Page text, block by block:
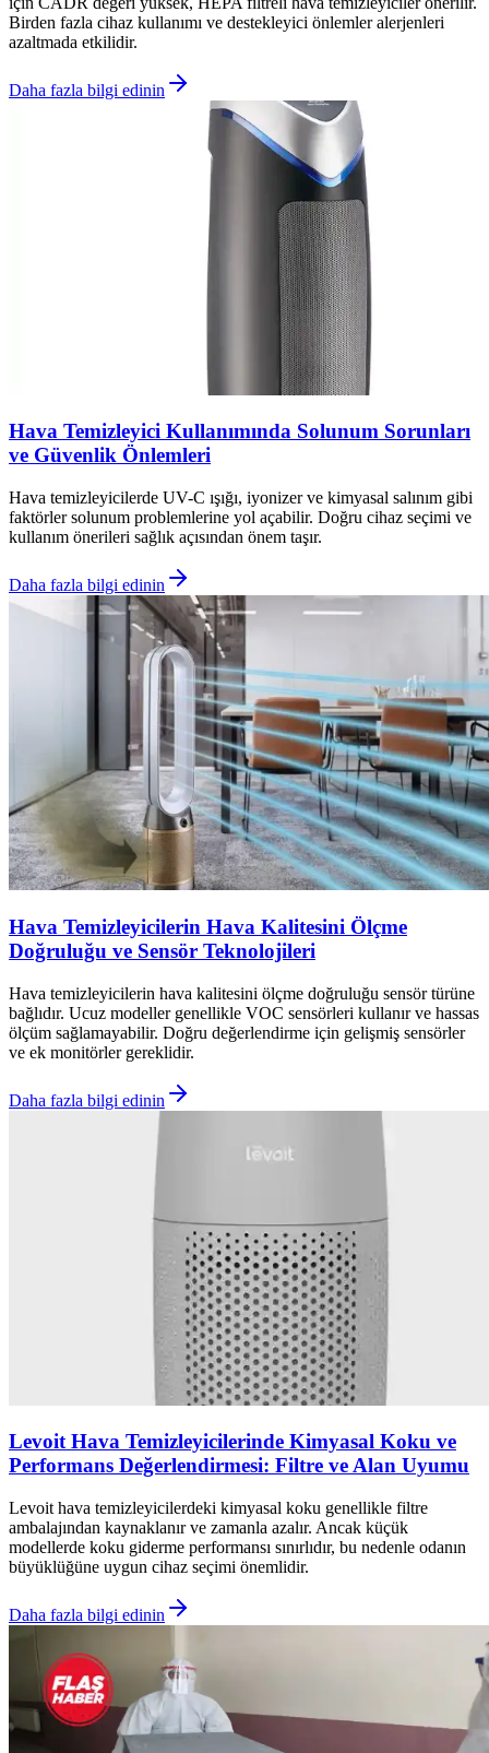
Birden fazla cihaz kullanımı ve destekleyici önlemler alerjenleri
azaltmada etkilidir.
Daha fazla bilgi edinin
Hava Temizleyici Kullanımında Solunum Sorunları
ve Güvenlik Önlemleri
Hava temizleyicilerde UV-C ışığı, iyonizer ve kimyasal salınım gibi
faktörler solunum problemlerine yol açabilir. Doğru cihaz seçimi ve
kullanım önerileri sağlık açısından önem taşır.
Daha fazla bilgi edinin
Hava Temizleyicilerin Hava Kalitesini Ölçme
Doğruluğu ve Sensör Teknolojileri
Hava temizleyicilerin hava kalitesini ölçme doğruluğu sensör türüne
bağlıdır. Ucuz modeller genellikle VOC sensörleri kullanır ve hassas
ölçüm sağlamayabilir. Doğru değerlendirme için gelişmiş sensörler
ve ek monitörler gereklidir.
Daha fazla bilgi edinin
Levoit Hava Temizleyicilerinde Kimyasal Koku ve
Performans Değerlendirmesi: Filtre ve Alan Uyumu
Levoit hava temizleyicilerdeki kimyasal koku genellikle filtre
ambalajından kaynaklanır ve zamanla azalır. Ancak küçük
modellerde koku giderme performansı sınırlıdır, bu nedenle odanın
büyüklüğüne uygun cihaz seçimi önemlidir.
Daha fazla bilgi edinin